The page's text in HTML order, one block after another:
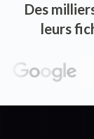
Des
leurs